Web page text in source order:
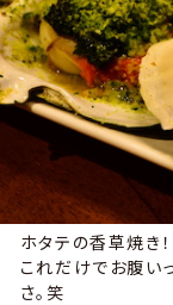
ホタテの香草焼き！
これだけでお腹い
さ。笑